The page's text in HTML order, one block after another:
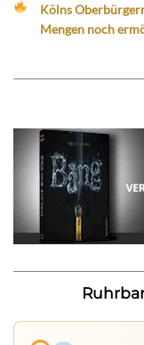
Kölns
Mengen noch